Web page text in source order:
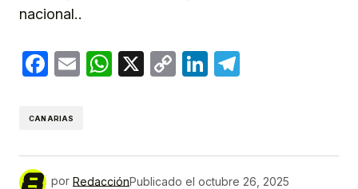
nacional..
Facebook
EmailWhatsApp
X
CopyLinkedIn
CANARIAS
por RedacciónPublicado el octubre 26, 2025